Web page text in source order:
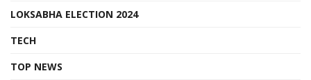
LOKSABHA ELECTION 2024
TECH
TOP NEWS